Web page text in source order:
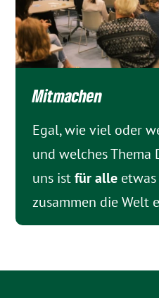
Mitmachen
Egal, wie viel oder
und welches Thema
uns istfür alle
zusammen die Welt